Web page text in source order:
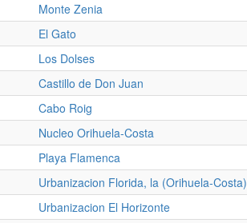
Monte Zenia
El Gato
Los Dolses
Castillo de Don Juan
Cabo Roig
Nucleo Orihuela-Costa
Playa Flamenca
Urbanizacion Florida, la (Orihuela-Costa)
Urbanizacion El Horizonte